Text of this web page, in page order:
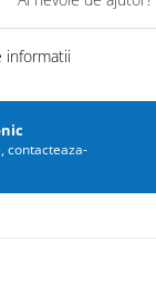
informatii
contacteaza-